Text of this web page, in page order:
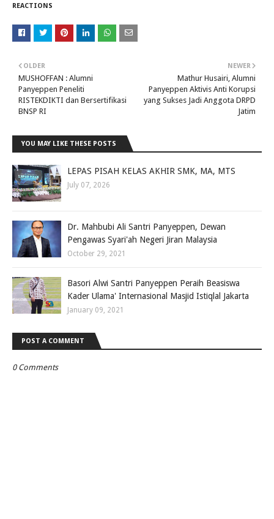
REACTIONS
NEWER
Mathur Husairi, Alumni
Panyeppen Aktivis Anti Korupsi
yang Sukses Jadi Anggota DRPD
Jatim
OLDER
MUSHOFFAN : Alumni
Panyeppen Peneliti
RISTEKDIKTI dan Bersertifikasi
BNSP RI
YOU MAY LIKE THESE POSTS
LEPAS PISAH KELAS AKHIR SMK, MA, MTS
July 07, 2026
Dr. Mahbubi Ali Santri Panyeppen, Dewan
Pengawas Syari'ah Negeri Jiran Malaysia
October 29, 2021
Basori Alwi Santri Panyeppen Peraih Beasiswa
Kader Ulama' Internasional Masjid Istiqlal Jakarta
January 09, 2021
POST A COMMENT
0 Comments